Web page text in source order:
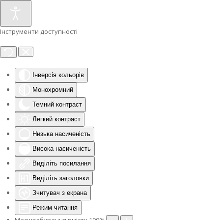
Інструменти доступності
Інверсія кольорів
Монохромний
Темний контраст
Легкий контраст
Низька насиченість
Висока насиченість
Виділіть посилання
Виділіть заголовки
Зчитувач з екрана
Режим читання